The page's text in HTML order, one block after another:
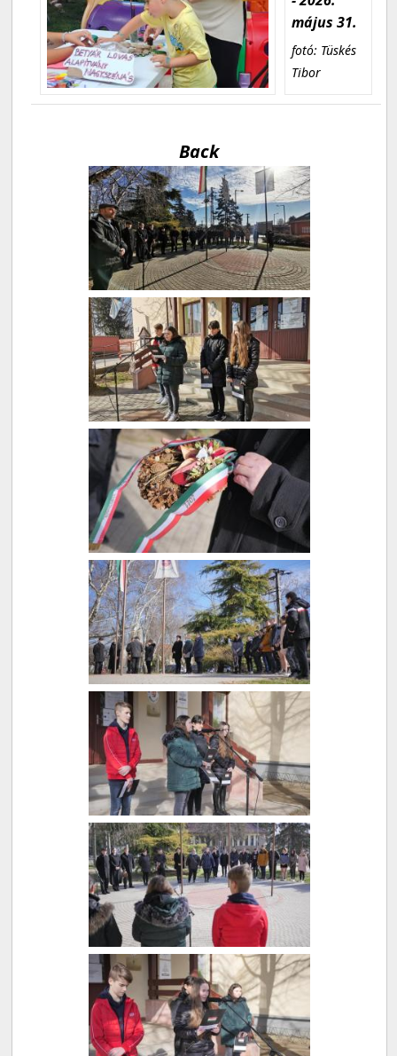
május 31.
fotó: Tüskés
Tibor
Back